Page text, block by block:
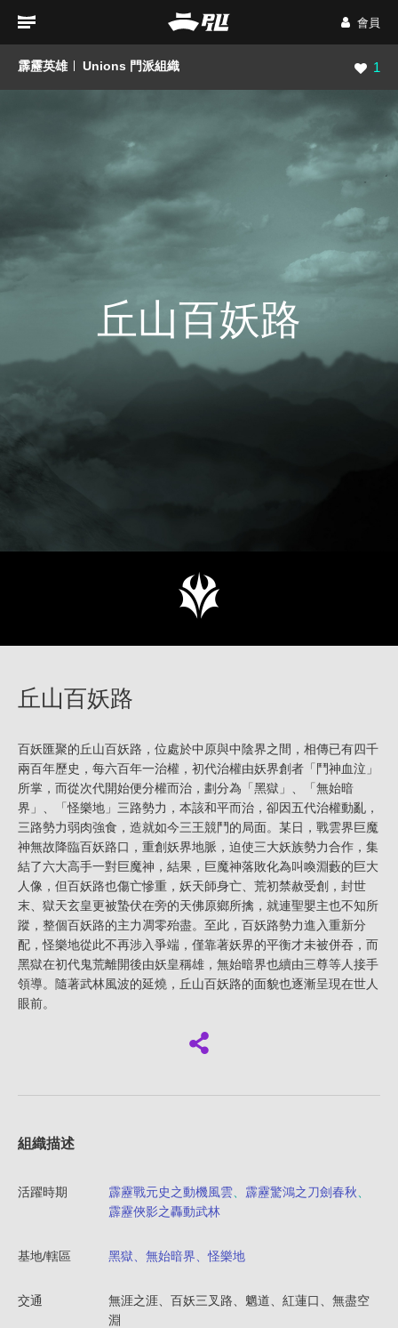
會員
霹靂英雄 Unions 門派組織 瀏覽
1
丘山百妖路
丘山百妖路
百妖匯聚的丘山百妖路，位處於中原與中陰界之間，相傳已有四千
兩百年歷史，每六百年一治權，初代治權由妖界創者「鬥神血泣」
所掌，而從次代開始便分權而治，劃分為「黑獄」、「無始暗
界」、「怪樂地」三路勢力，本該和平而治，卻因五代治權動亂，
三路勢力弱肉強食，造就如今三王競鬥的局面。某日，戰雲界巨魔
神無故降臨百妖路口，重創妖界地脈，迫使三大妖族勢力合作，集
結了六大高手一對巨魔神，結果，巨魔神落敗化為叫喚淵藪的巨大
人像，但百妖路也傷亡慘重，妖天師身亡、荒初禁赦受創，封世
末、獄天玄皇更被蟄伏在旁的天佛原鄉所擒，就連聖嬰主也不知所
蹤，整個百妖路的主力凋零殆盡。至此，百妖路勢力進入重新分
配，怪樂地從此不再涉入爭端，僅靠著妖界的平衡才未被併吞，而
黑獄在初代鬼荒離開後由妖皇稱雄，無始暗界也續由三尊等人接手
領導。隨著武林風波的延燒，丘山百妖路的面貌也逐漸呈現在世人
眼前。
組織描述
活躍時期 霹靂戰元史之動機風雲 霹靂驚鴻之刀劍春秋
霹靂俠影之轟動武林
基地/轄區 黑獄、無始暗界、怪樂地
交通
無涯之涯、百妖三叉路、魍道、紅蓮口、無盡空
淵